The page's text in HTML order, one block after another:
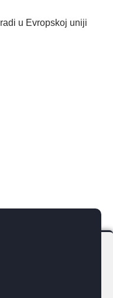
u Evropskoj uniji